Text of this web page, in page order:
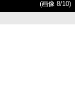
(画像 8/10)